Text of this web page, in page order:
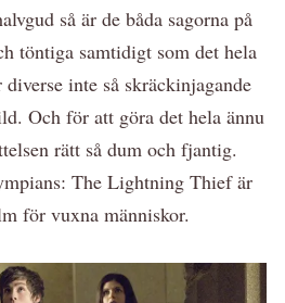
så är de båda sagorna på
töntiga samtidigt som det hela
inte så skräckinjagande
Och för att göra det hela ännu
rätt så dum och fjantig.
The Lightning Thief är
för vuxna människor.